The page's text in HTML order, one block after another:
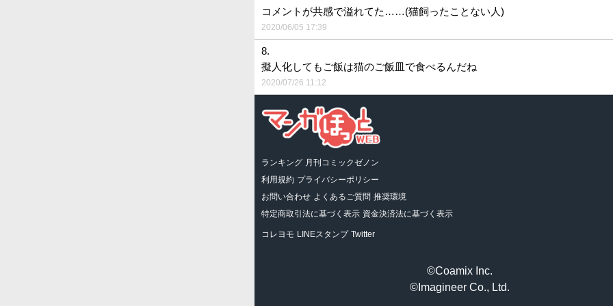
コメントが共感で溢れてた……(猫飼ったことない人)
2020/06/05 17:39
8.
擬人化してもご飯は猫のご飯皿で食べるんだね
2020/07/26 11:12
ランキング 月刊コミックゼノン
利用規約 プライバシーポリシー
お問い合わせ よくあるご質問 推奨環境
特定商取引法に基づく表示 資金決済法に基づく表示
コレヨモ LINEスタンプ Twitter
©Coamix Inc.
©Imagineer Co., Ltd.